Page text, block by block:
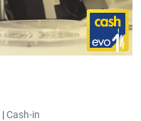
|Cash-in